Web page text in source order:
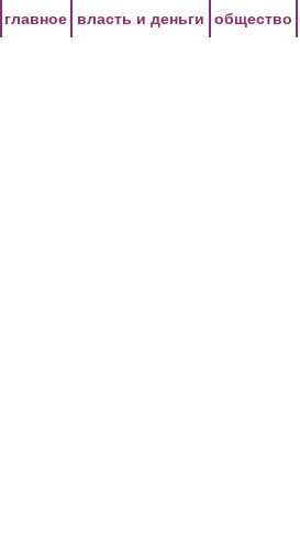
главное власть и деньги общество